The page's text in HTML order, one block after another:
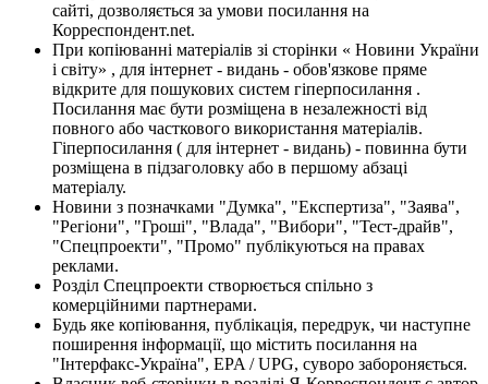
сайті, дозволяється за умови посилання на
Корреспондент.net.
При копіюванні матеріалів зі сторінки « Новини України
і світу» , для інтернет - видань - обов'язкове пряме
відкрите для пошукових систем гіперпосилання .
Посилання має бути розміщена в незалежності від
повного або часткового використання матеріалів.
Гіперпосилання ( для інтернет - видань) - повинна бути
розміщена в підзаголовку або в першому абзаці
матеріалу.
Новини з позначками "Думка", "Експертиза", "Заява",
"Регіони", "Гроші", "Влада", "Вибори", "Тест-драйв",
"Спецпроекти", "Промо" публікуються на правах
реклами.
Розділ Спецпроекти створюється спільно з
комерційними партнерами.
Будь яке копіювання, публікація, передрук, чи наступне
поширення інформації, що містить посилання на
"Інтерфакс-Україна", EPA / UPG, суворо забороняється.